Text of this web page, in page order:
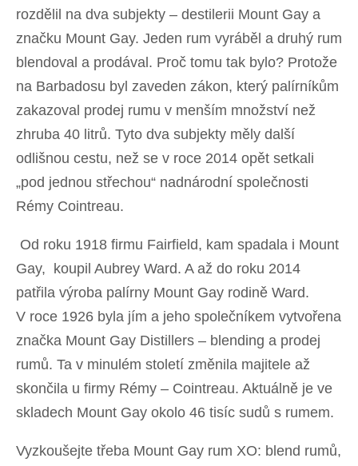
rozdělil na dva subjekty – destilerii Mount Gay a
značku Mount Gay. Jeden rum vyráběl a druhý rum
blendoval a prodával. Proč tomu tak bylo? Protože
na Barbadosu byl zaveden zákon, který palírníkům
zakazoval prodej rumu v menším množství než
zhruba 40 litrů. Tyto dva subjekty měly další
odlišnou cestu, než se v roce 2014 opět setkali
„pod jednou střechou“ nadnárodní společnosti
Rémy Cointreau.
Od roku 1918 firmu Fairfield, kam spadala i Mount
Gay, koupil Aubrey Ward. A až do roku 2014
patřila výroba palírny Mount Gay rodině Ward.
V roce 1926 byla jím a jeho společníkem vytvořena
značka Mount Gay Distillers – blending a prodej
rumů. Ta v minulém století změnila majitele až
skončila u firmy Rémy – Cointreau. Aktuálně je ve
skladech Mount Gay okolo 46 tisíc sudů s rumem.
Vyzkoušejte třeba Mount Gay rum XO: blend rumů,